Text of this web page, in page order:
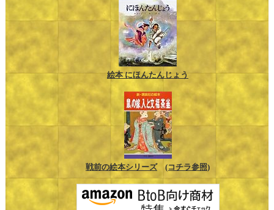
絵本 にほんたんじょう
戦前の絵本シリーズ (コチラ参照)